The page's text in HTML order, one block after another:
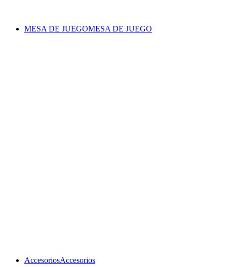
MESA DE JUEGOMESA DE JUEGO
AccesoriosAccesorios